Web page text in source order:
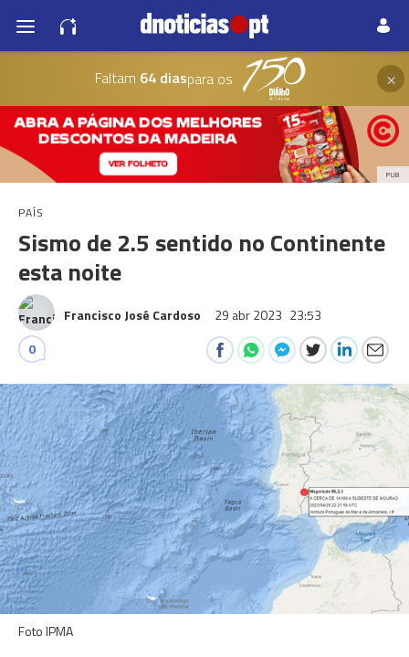
Faltam 64 diaspara os ×
PUB
PAÍS
Sismo de 2.5 sentido no Continente
esta noite
Francisco José Cardoso 29 abr 2023 23:53
0
Foto IPMA